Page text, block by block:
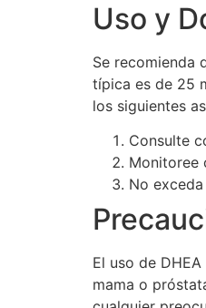
Uso y
Se recomienda
típica es de 25
los siguientes
Consulte
Monitoree
No
El uso de
mama o